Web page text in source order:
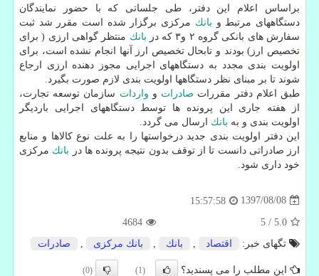
براساس اعلام این دفتر، طی جلساتی كه با حضور نمایندگان
دستگاههای مرتبط و بانك مركزی برگزار شده است مقرر شد ثبت
سفارش های بانكی گروه ۲ و۳ كه در
بانك منتظر گواهی ارزی ( برای
تخصیص ارز) بودند و تابحال تخصیص ارز آنها انجام نشده است، برای
اولویت بندی مجدد به دستگاههای اجرایی مجوز دهنده ارزی ارجاع
شوند تا بر مبنای نظر دستگاهها اولویت بندی لازم صورت بگیرد.
طبق اعلام دفتر مقررات صادرات و واردات سازمان توسعه تجارت،
از هفته جاری این پرونده ها توسط دستگاههای اجرایی باردیگر
اولویت بندی و به بانك ارسال می گردد.
این دفتر اولویت بندی جدید درخواستها را به علت نوع كالاها و منابع
ارز صادراتی دانست تا از توقف بدون نتیجه پرونده ها در بانك مركزی
خود داری شود.
1397/08/08
15:57:58
5.0
/
5
4684
تگهای خبر:
اقتصاد بانك بانك مركزی صادرات
این مطلب را می پسندید؟ (1)
(0)